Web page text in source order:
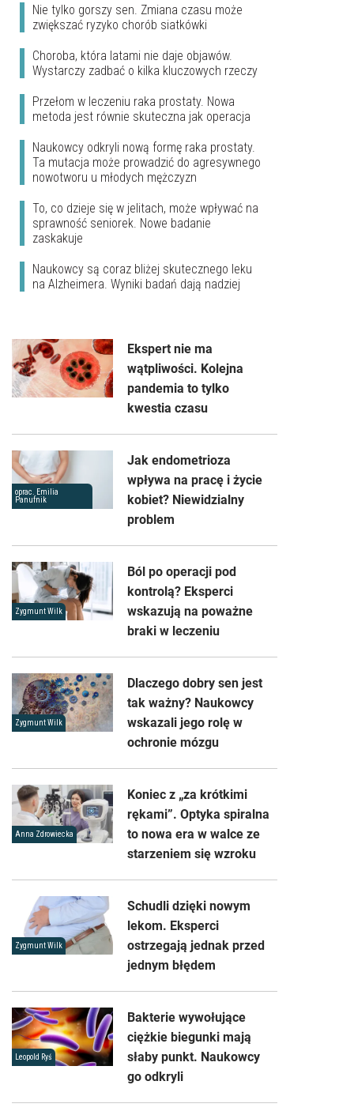
Nie tylko gorszy sen. Zmiana czasu może
zwiększać ryzyko chorób siatkówki
Choroba, która latami nie daje objawów.
Wystarczy zadbać o kilka kluczowych rzeczy
Przełom w leczeniu raka prostaty. Nowa
metoda jest równie skuteczna jak operacja
Naukowcy odkryli nową formę raka prostaty.
Ta mutacja może prowadzić do agresywnego
nowotworu u młodych mężczyzn
To, co dzieje się w jelitach, może wpływać na
sprawność seniorek. Nowe badanie
zaskakuje
Naukowcy są coraz bliżej skutecznego leku
na Alzheimera. Wyniki badań dają nadziej
Ekspert nie ma
wątpliwości. Kolejna
pandemia to tylko
kwestia czasu
oprac. Emilia
Panufnik
Jak endometrioza
wpływa na pracę i życie
kobiet? Niewidzialny
problem
Zygmunt Wilk
Ból po operacji pod
kontrolą? Eksperci
wskazują na poważne
braki w leczeniu
Zygmunt Wilk
Dlaczego dobry sen jest
tak ważny? Naukowcy
wskazali jego rolę w
ochronie mózgu
Anna Zdrowiecka
Koniec z „za krótkimi
rękami”. Optyka spiralna
to nowa era w walce ze
starzeniem się wzroku
Zygmunt Wilk
Schudli dzięki nowym
lekom. Eksperci
ostrzegają jednak przed
jednym błędem
Leopold Ryś
Bakterie wywołujące
ciężkie biegunki mają
słaby punkt. Naukowcy
go odkryli